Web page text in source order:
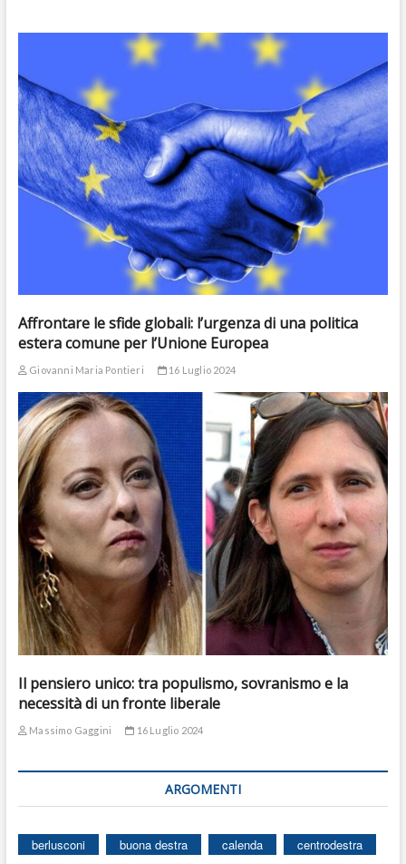
Affrontare le sfide globali: l’urgenza di una politica
estera comune per l’Unione Europea
Giovanni Maria Pontieri 16 Luglio 2024
Il pensiero unico: tra populismo, sovranismo e la
necessità di un fronte liberale
Massimo Gaggini 16 Luglio 2024
ARGOMENTI
berlusconi buona destra calenda
centrodestra